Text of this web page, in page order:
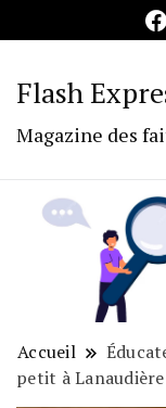
Flash
Magazine des
Accueil
petit à Lanaudière